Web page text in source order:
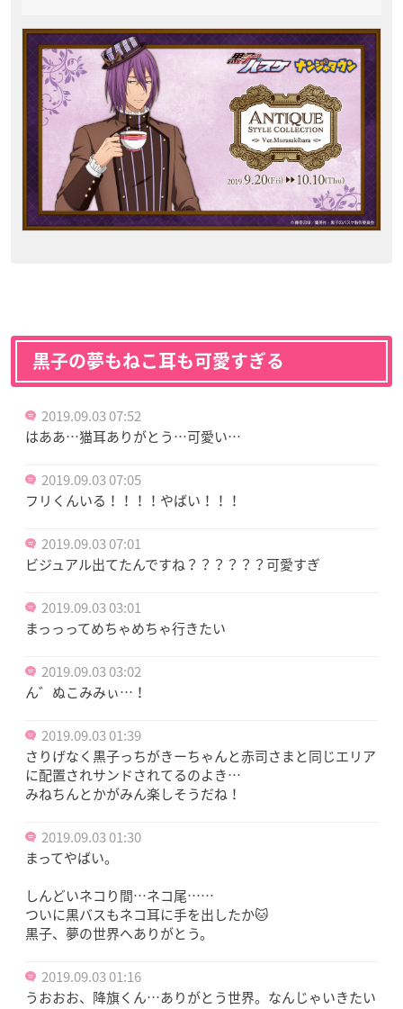
黒子の夢もねこ耳も可愛すぎる
2019.09.03 07:52
はああ…猫耳ありがとう…可愛い…
2019.09.03 07:05
フリくんいる！！！！やばい！！！
2019.09.03 07:01
ビジュアル出てたんですね？？？？？？可愛すぎ
2019.09.03 03:01
まっっってめちゃめちゃ行きたい
2019.09.03 03:02
ん゛ぬこみみぃ…！
2019.09.03 01:39
さりげなく黒子っちがきーちゃんと赤司さまと同じエリア
に配置されサンドされてるのよき…
みねちんとかがみん楽しそうだね！
2019.09.03 01:30
まってやばい。
しんどいネコり間…ネコ尾……
ついに黒バスもネコ耳に手を出したか🐱
黒子、夢の世界へありがとう。
2019.09.03 01:16
うおおお、降旗くん…ありがとう世界。なんじゃいきたい